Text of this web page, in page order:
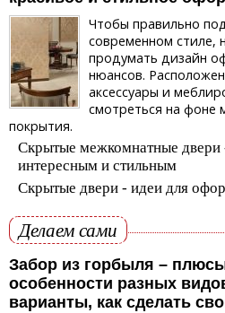
Чтобы правильно
современном стиле,
продумать дизайн
нюансов.
аксессуары и
смотреться на фоне
покрытия.
Скрытые межкомнатные двери
интересным и стильным
Скрытые двери - идеи для
Делаем сами
Забор из горбыля –
особенности разных
варианты, как сделать